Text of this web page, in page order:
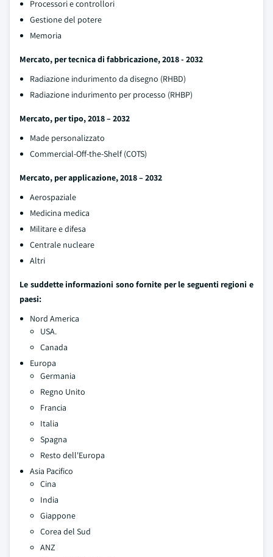
Processori e controllori
Gestione del potere
Memoria
Mercato, per tecnica di fabbricazione, 2018 - 2032
Radiazione indurimento da disegno (RHBD)
Radiazione indurimento per processo (RHBP)
Mercato, per tipo, 2018 – 2032
Made personalizzato
Commercial-Off-the-Shelf (COTS)
Mercato, per applicazione, 2018 – 2032
Aerospaziale
Medicina medica
Militare e difesa
Centrale nucleare
Altri
Le suddette informazioni sono fornite per le seguenti regioni e
paesi:
Nord America
USA.
Canada
Europa
Germania
Regno Unito
Francia
Italia
Spagna
Resto dell'Europa
Asia Pacifico
Cina
India
Giappone
Corea del Sud
ANZ